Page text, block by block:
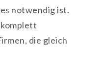
notwendig ist.
die gleich